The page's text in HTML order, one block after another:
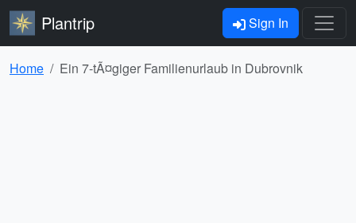
Plantrip Sign In
Home Ein 7-tÃ¤giger Familienurlaub in Dubrovnik